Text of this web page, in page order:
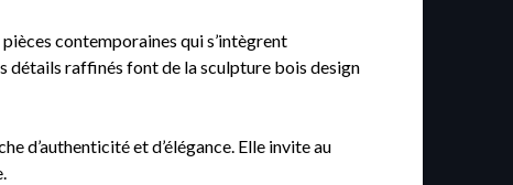
contemporaines qui s’intègrent
détails raffinés font de la sculpture bois design
d’authenticité et d’élégance. Elle invite au